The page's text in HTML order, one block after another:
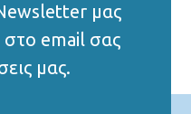
μας
στο email σας
μας.